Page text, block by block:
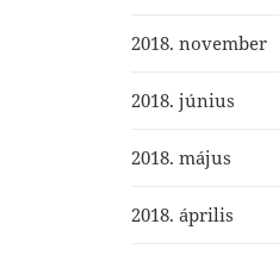
2018. november
2018. június
2018. május
2018. április